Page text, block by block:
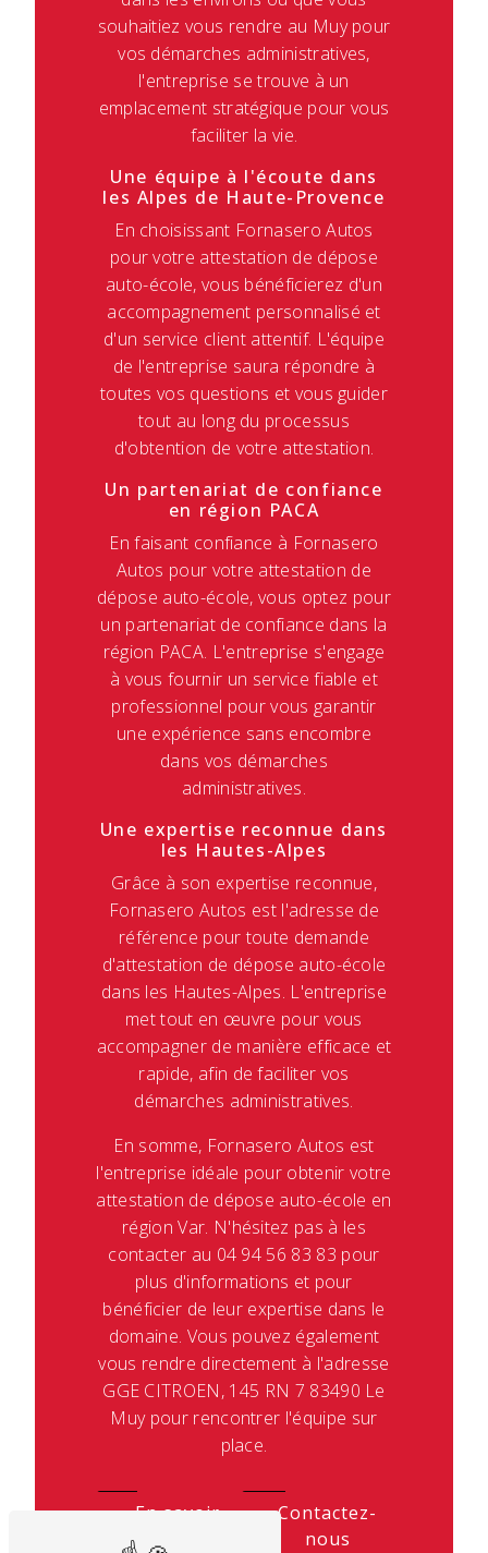
souhaitiez vous rendre au Muy pour
vos démarches administratives,
l'entreprise se trouve à un
emplacement stratégique pour vous
faciliter la vie.
Une équipe à l'écoute dans
les Alpes de Haute-Provence
En choisissant Fornasero Autos
pour votre attestation de dépose
auto-école, vous bénéficierez d'un
accompagnement personnalisé et
d'un service client attentif. L'équipe
de l'entreprise saura répondre à
toutes vos questions et vous guider
tout au long du processus
d'obtention de votre attestation.
Un partenariat de confiance
en région PACA
En faisant confiance à Fornasero
Autos pour votre attestation de
dépose auto-école, vous optez pour
un partenariat de confiance dans la
région PACA. L'entreprise s'engage
à vous fournir un service fiable et
professionnel pour vous garantir
une expérience sans encombre
dans vos démarches
administratives.
Une expertise reconnue dans
les Hautes-Alpes
Grâce à son expertise reconnue,
Fornasero Autos est l'adresse de
référence pour toute demande
d'attestation de dépose auto-école
dans les Hautes-Alpes. L'entreprise
met tout en œuvre pour vous
accompagner de manière efficace et
rapide, afin de faciliter vos
démarches administratives.
En somme, Fornasero Autos est
l'entreprise idéale pour obtenir votre
attestation de dépose auto-école en
région Var. N'hésitez pas à les
contacter au 04 94 56 83 83 pour
plus d'informations et pour
bénéficier de leur expertise dans le
domaine. Vous pouvez également
vous rendre directement à l'adresse
GGE CITROEN, 145 RN 7 83490 Le
Muy pour rencontrer l'équipe sur
place.
En savoir
Contactez-
nous